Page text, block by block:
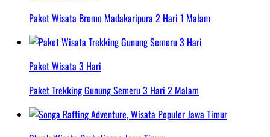
Paket Wisata Bromo Madakaripura 2 Hari 1 Malam
Paket Wisata 3 Hari
Paket Trekking Gunung Semeru 3 Hari 2 Malam